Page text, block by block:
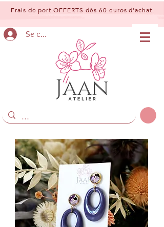
Frais de port OFFERTS dès 60 euros d'achat.
Se connecter